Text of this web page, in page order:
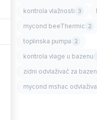
kontrola vlažnosti 3
mycond beeThermic 2
toplinska pumpa 2
kontrola vlage u bazenu
zidni odvlaživač za bazen
mycond mshac